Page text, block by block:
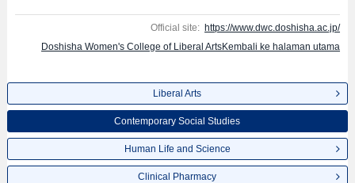
Official site: https://www.dwc.doshisha.ac.jp/
Doshisha Women's College of Liberal ArtsKembali ke halaman utama
Liberal Arts
Contemporary Social Studies
Human Life and Science
Clinical Pharmacy